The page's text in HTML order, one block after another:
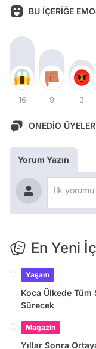
BU İÇERİĞE
16 9 3
ONEDİO
Yorum Yazın
En Yeni
Yaşam
Koca Ülkede Tüm
Sürecek
Magazin
Yıllar Sonra